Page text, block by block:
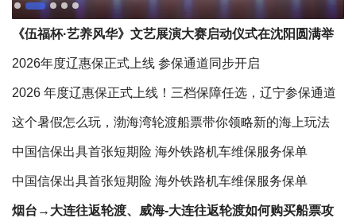
《伍福杯·艺养风华》文艺展演大赛启动仪式在沈阳圆满举
行
2026年度辽惠保正式上线 参保通道同步开启
2026 年度辽惠保正式上线！三档保障任选，辽宁参保通道
全面开启
这个暑假怎么玩，渤海湾轮渡船票带你领略新的海上玩法
中国信保出具首张短期险 海外铁路机车维保服务保单
中国信保出具首张短期险 海外铁路机车维保服务保单
烟台→大连往返轮渡、威海-大连往返轮渡如何购买船票攻